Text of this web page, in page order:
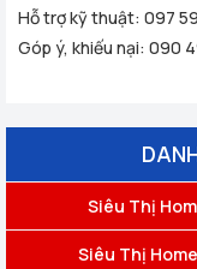
Hỗ trợ kỹ thuật: 097
Góp ý, khiếu nại: 090
Siêu Thị
Siêu Thị